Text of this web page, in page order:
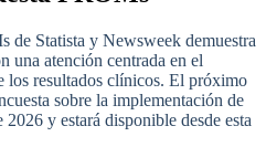
de Statista y Newsweek demuestra
una atención centrada en el
los resultados clínicos. El próximo
sobre la implementación de
y estará disponible desde esta